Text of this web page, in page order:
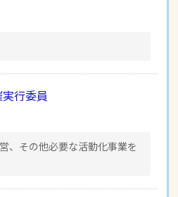
行委員
、その他必要な活動化事業を